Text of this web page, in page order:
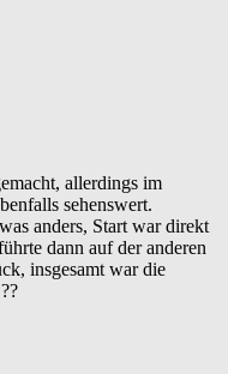
allerdings im
sehenswert.
anders, Start war direkt
dann auf der anderen
insgesamt war die